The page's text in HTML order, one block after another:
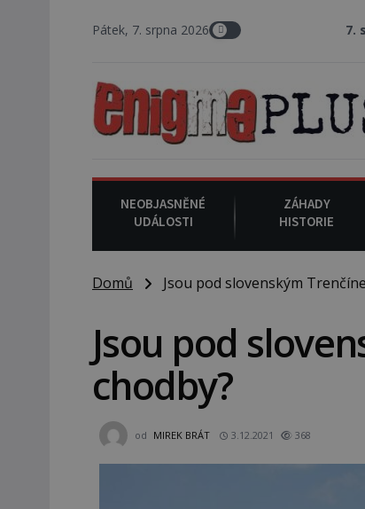
Pátek, 7. srpna 2026 :
NEOBJASNĚNÉ
UDÁLOSTI
ZÁHADY
HISTORIE
Domů Jsou pod slovenským
Jsou pod
chodby?
od MIREK BRÁT 3.12.2021 368